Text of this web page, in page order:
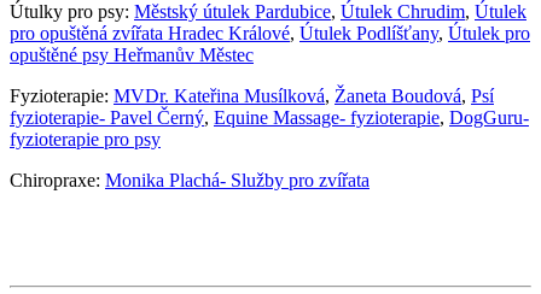
Útulky pro psy: Městský útulek Pardubice, Útulek Chrudim, Útulek
pro opuštěná zvířata Hradec Králové, Útulek Podlíšťany, Útulek pro
opuštěné psy Heřmanův Městec
Fyzioterapie: MVDr. Kateřina Musílková, Žaneta Boudová, Psí
fyzioterapie- Pavel Černý, Equine Massage- fyzioterapie, DogGuru-
fyzioterapie pro psy
Chiropraxe: Monika Plachá- Služby pro zvířata